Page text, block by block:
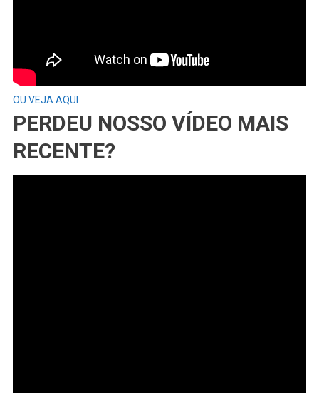
OU VEJA AQUI
PERDEU NOSSO VÍDEO MAIS
RECENTE?